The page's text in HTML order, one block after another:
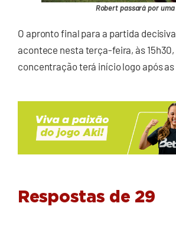
Robert passará por
O apronto final para a partida
acontece nesta terça-feira, às 15h30,
concentração terá início logo após
Respostas de 29